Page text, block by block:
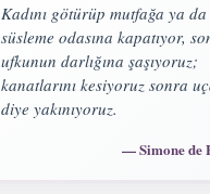
Kadını götürüp mutfağa ya da
süsleme odasına kapatıyor,
ufkunun darlığına şaşıyoruz;
kanatlarını kesiyoruz sonra
diye yakınıyoruz.
Simone de